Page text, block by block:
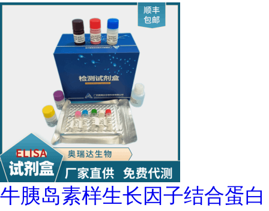
牛胰岛素样生长因子结合蛋白